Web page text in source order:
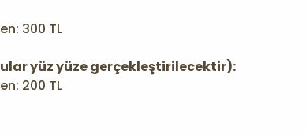
300 TL
yüz yüze gerçekleştirilecektir):
200 TL